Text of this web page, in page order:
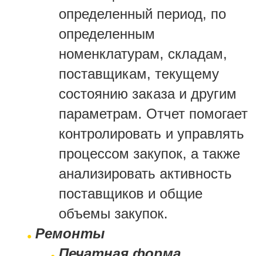
определенный период, по
определенным
номенклатурам, складам,
поставщикам, текущему
состоянию заказа и другим
параметрам. Отчет помогает
контролировать и управлять
процессом закупок, а также
анализировать активность
поставщиков и общие
объемы закупок.
Ремонты